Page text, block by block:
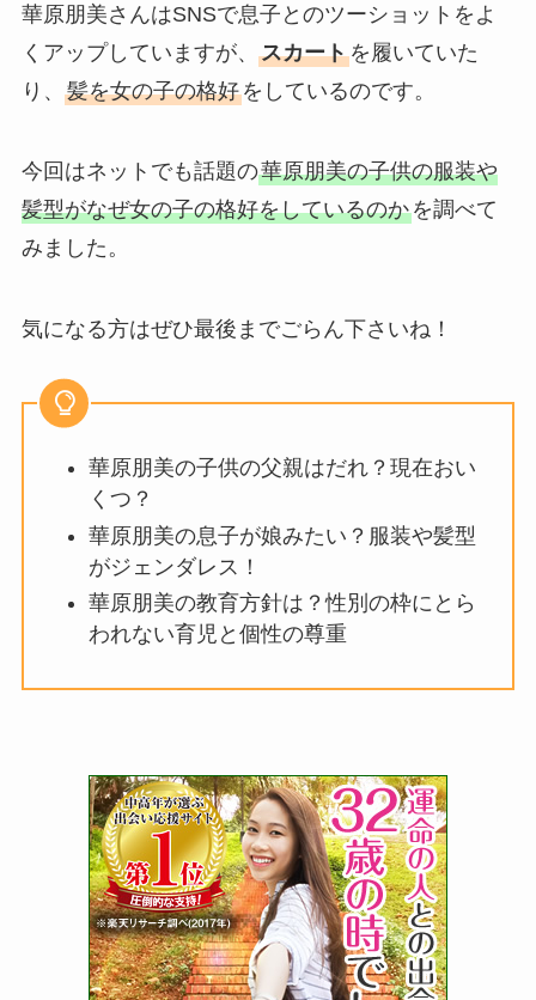
華原朋美さんはSNSで息子とのツーショットをよ
くアップしていますが、 スカートを履いていた
り、 髪を女の子の格好をしているのです。
今回はネットでも話題の華原朋美の子供の服装や
髪型がなぜ女の子の格好をしているのかを調べて
みました。
気になる方はぜひ最後までごらん下さいね！
華原朋美の子供の父親はだれ？現在おい
くつ？
華原朋美の息子が娘みたい？服装や髪型
がジェンダレス！
華原朋美の教育方針は？性別の枠にとら
われない育児と個性の尊重